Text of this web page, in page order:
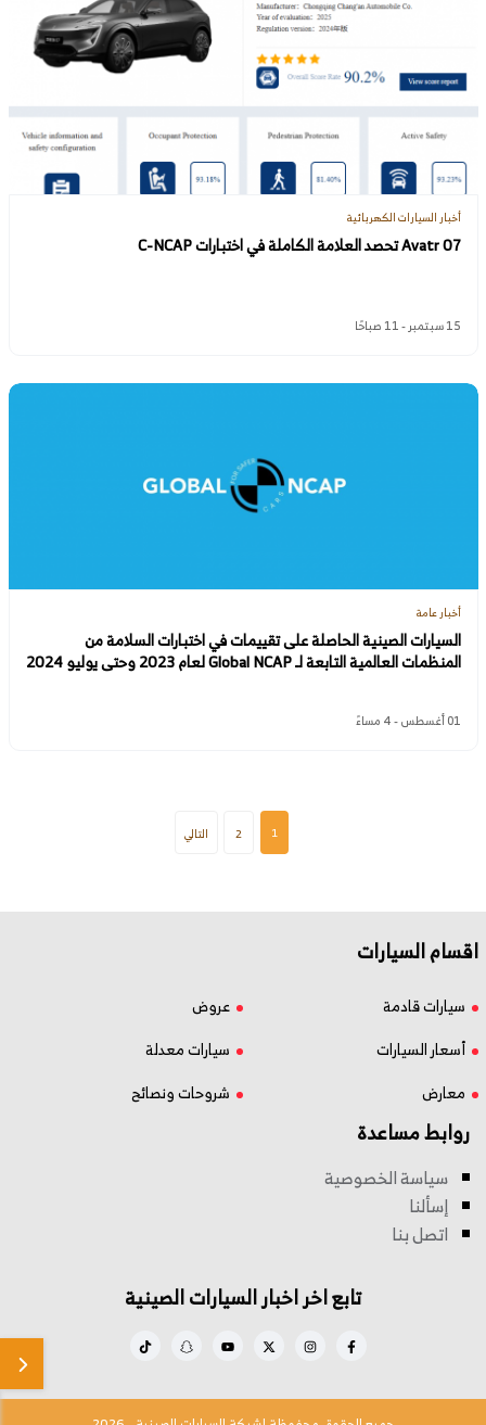
أخبار السيارات الكهربائية
Avatr 07 تحصد العلامة الكاملة في اختبارات C-NCAP
15 سبتمبر - 11 صباحًا
أخبار عامة
السيارات الصينية الحاصلة على تقييمات في اختبارات السلامة من
المنظمات العالمية التابعة لـ Global NCAP لعام 2023 وحتى يوليو 2024
01 أغسطس - 4 مساءً
1
2 التالي
اقسام السيارات
سيارات قادمة
عروض
أسعار السيارات
سيارات معدلة
معارض
شروحات ونصائح
روابط مساعدة
سياسة الخصوصية
إسألنا
اتصل بنا
تابع اخر اخبار السيارات الصينية